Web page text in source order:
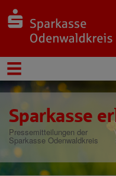
Sparkasse
Pressemitteilungen der
Sparkasse Odenwaldkreis